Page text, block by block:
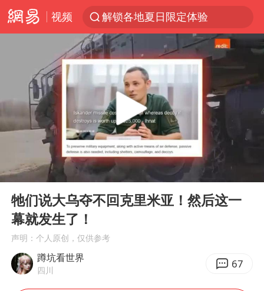
视频
解锁各地夏日限定体验
酒店回应车内过夜被收150元
名创优品一次性内裤 颜面尽失
“六爷”挂一颗出场
金饰克价一夜涨回1300元
白海豚将正面袭击贯穿浙江
梁家辉：到内地拍戏不是北上是回归
女主硬加吻戏短剧已下架
包文婧：二胎很难一碗水端平
浙江台州《告全体市民书》
Play
00:00 16:18
牠们说大乌夺不回克里米亚！然后这一
幕就发生了！
声明：个人原创，仅供参考
蹲坑看世界
四川 67